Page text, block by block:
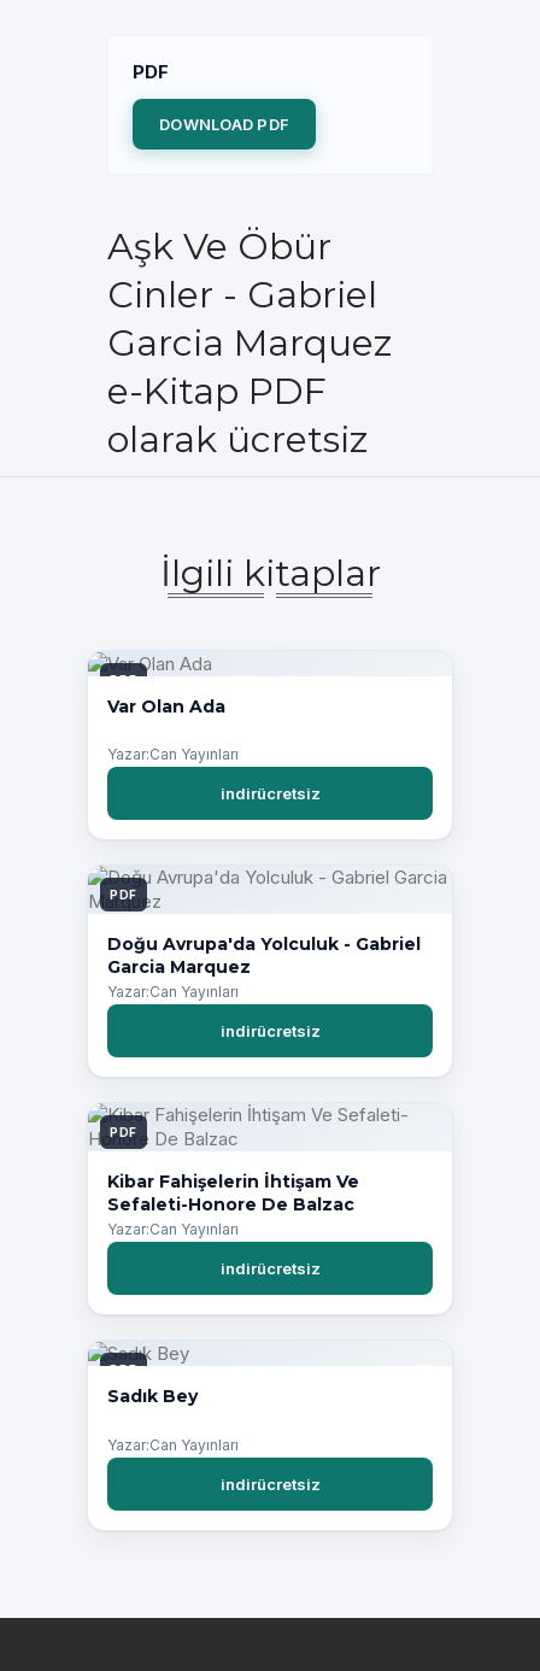
PDF
DOWNLOAD PDF
Aşk Ve Öbür
Cinler - Gabriel
Garcia Marquez
e-Kitap PDF
olarak ücretsiz
İlgili kitaplar
PDF
Var Olan Ada
Yazar:Can Yayınları
indirücretsiz
PDF
Doğu Avrupa'da Yolculuk - Gabriel
Garcia Marquez
Yazar:Can Yayınları
indirücretsiz
PDF
Kibar Fahişelerin İhtişam Ve
Sefaleti-Honore De Balzac
Yazar:Can Yayınları
indirücretsiz
PDF
Sadık Bey
Yazar:Can Yayınları
indirücretsiz